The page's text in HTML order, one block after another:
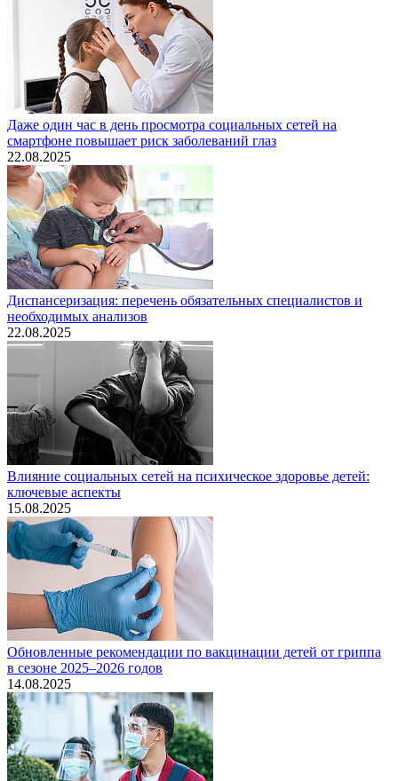
Даже один час в день просмотра социальных сетей на
смартфоне повышает риск заболеваний глаз
22.08.2025
Диспансеризация: перечень обязательных специалистов и
необходимых анализов
22.08.2025
Влияние социальных сетей на психическое здоровье детей:
ключевые аспекты
15.08.2025
Обновленные рекомендации по вакцинации детей от гриппа
в сезоне 2025–2026 годов
14.08.2025